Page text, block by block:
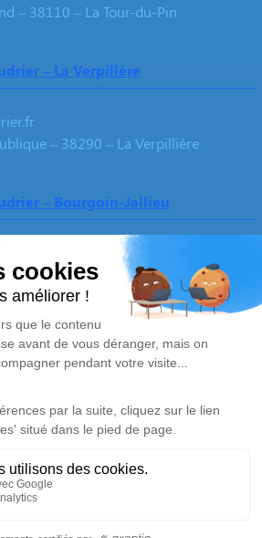
– 38110 – La Tour-du-Pin
– La Verpillère
– 38290 – La Verpillière
– Bourgoin-Jallieu
38300 – Bourgoin-Jallieu
Liens utiles
Avis de décès
Demande de rendez-vous en
réseaux sociaux
données personnelles
cookies